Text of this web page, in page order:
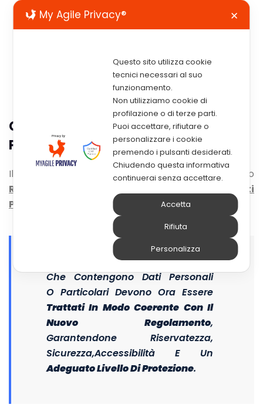
GDPR – EDOC Ti Offre Gli Strumenti
Per Adempiere Ai Nuovi Obblighi
Il 25 Maggio 2018 è entrato in vigore il nuovo
Regolamento Europeo sul trattamento dei dati
Personali – GDPR.
I Documenti Della Tua Azienda
Che Contengono Dati Personali
O ParticolariDevono Ora Essere
Trattati In Modo Coerente Con Il
Nuovo Regolamento,
Garantendone Riservatezza,
Sicurezza,accessibilità E Un
Adeguato Livello Di Protezione.
My Agile Privacy® ✕
Questo sito utilizza cookie
tecnici necessari al suo
funzionamento.
Non utilizziamo cookie di
profilazione o di terze parti.
Puoi accettare, rifiutare o
personalizzare i cookie
premendo i pulsanti desiderati.
Chiudendo questa informativa
continuerai senza accettare.
Accetta
Rifiuta
Personalizza